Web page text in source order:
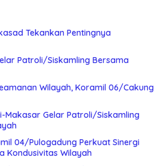
Tekankan Pentingnya
Patroli/Siskamling Bersama
Wilayah, Koramil 06/Cakung
Gelar Patroli/Siskamling
04/Pulogadung Perkuat Sinergi
Kondusivitas Wilayah